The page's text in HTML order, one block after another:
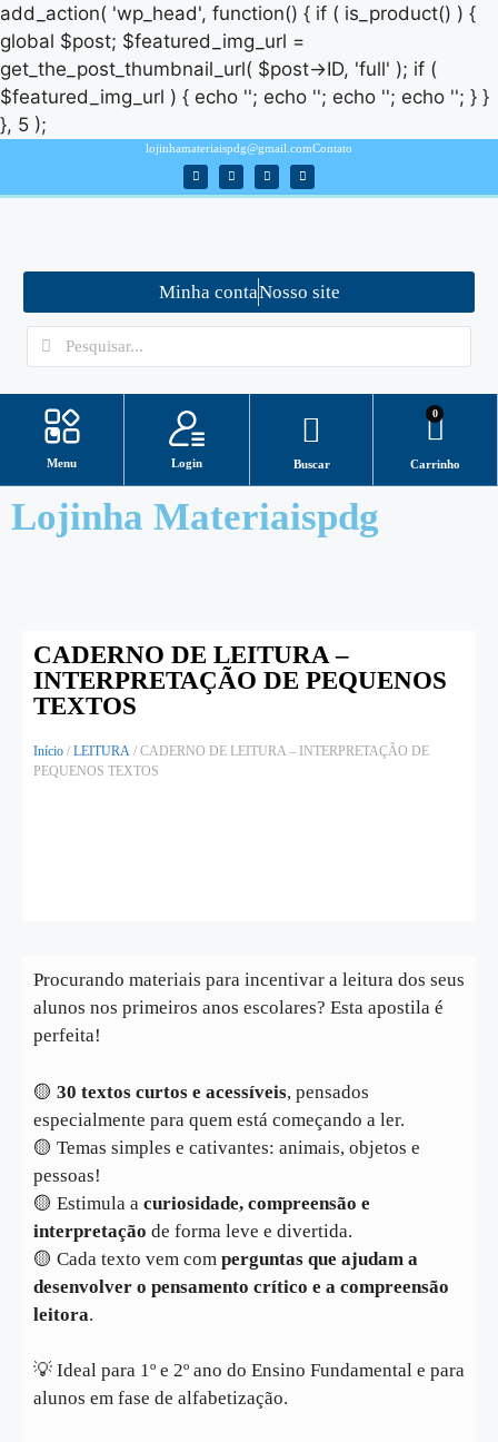
add_action( 'wp_head', function() { if ( is_product() ) {
global $post; $featured_img_url =
get_the_post_thumbnail_url( $post->ID, 'full' ); if (
$featured_img_url ) { echo ''; echo ''; echo ''; echo ''; } }
}, 5 );
lojinhamateriaispdg@gmail.comContato
Minha contaNosso site
Menu Login Buscar
0
Carrinho
Lojinha Materiaispdg
CADERNO DE LEITURA –
INTERPRETAÇÃO DE PEQUENOS
TEXTOS
Início / LEITURA / CADERNO DE LEITURA – INTERPRETAÇÃO DE
PEQUENOS TEXTOS
Procurando materiais para incentivar a leitura dos seus
alunos nos primeiros anos escolares? Esta apostila é
perfeita!
🟡 30 textos curtos e acessíveis, pensados
especialmente para quem está começando a ler.
🟡 Temas simples e cativantes: animais, objetos e
pessoas!
🟡 Estimula a curiosidade, compreensão e
interpretação de forma leve e divertida.
🟡 Cada texto vem com perguntas que ajudam a
desenvolver o pensamento crítico e a compreensão
leitora.
💡 Ideal para 1º e 2º ano do Ensino Fundamental e para
alunos em fase de alfabetização.